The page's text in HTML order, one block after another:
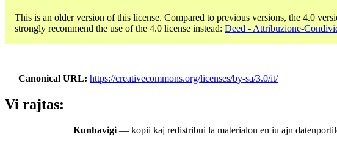
This is an older version of this license. Compared to previous versions, the 4.0
strongly recommend the use of the 4.0 license instead: Deed - Attribuzione-
Canonical URL https://creativecommons.org/licenses/by-sa/3.0/it/
Vi rajtas:
Kunhavigi — kopii kaj redistribui la materialon en iu ajn